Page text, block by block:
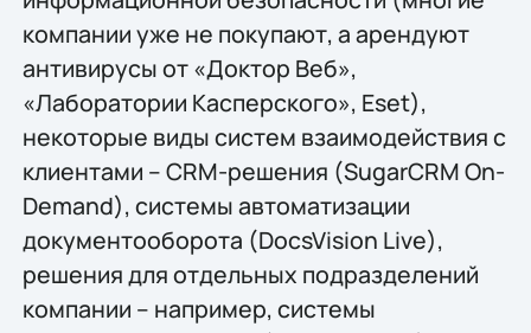
компании уже не покупают, а арендуют
антивирусы от «Доктор Веб»,
«Лаборатории Касперского», Eset),
некоторые виды систем взаимодействия с
клиентами – CRM-решения (SugarCRM On-
Demand), системы автоматизации
документооборота (DocsVision Live),
решения для отдельных подразделений
компании – например, системы